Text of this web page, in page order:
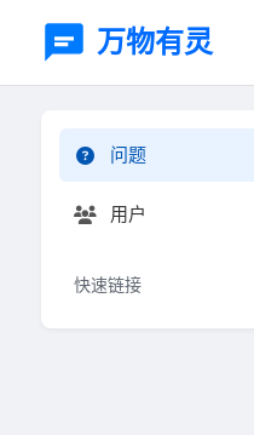
万物有灵
问题
用户
快速链接